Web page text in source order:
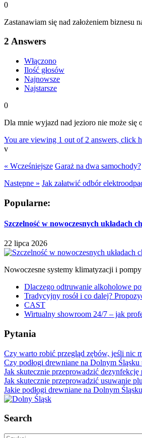
0
Zastanawiam się nad założeniem
2 Answers
Włączono
Ilość głosów
Najnowsze
Najstarsze
0
Dla mnie wyjazd nad jezioro nie może się
You are viewing 1 out of 2 answers, click
v
« Wcześniejsze Garaż na dwa samochody?
Następne » Jak załatwić odbór
Popularne:
Szczelność w nowoczesnych układach
22 lipca 2026
Nowoczesne systemy klimatyzacji i
Dlaczego odtruwanie alkoholowe
Tradycyjny rosół i co dalej?
CAST
Wirtualny showroom 24/7 – jak
Pytania
Czy warto robić przegląd zębów, jeśli nic
Czy podłogi drewniane na Dolnym
Jak skutecznie przeprowadzić dezynfekcję
Jak skutecznie przeprowadzić usuwanie
Jakie podłogi drewniane na Dolnym
Search